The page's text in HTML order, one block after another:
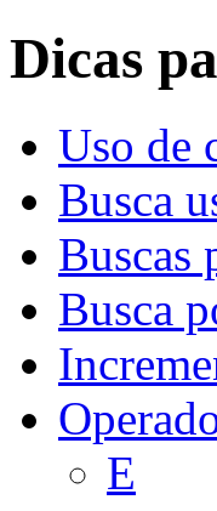
Dicas
Uso de
Busca
Buscas
Busca
E